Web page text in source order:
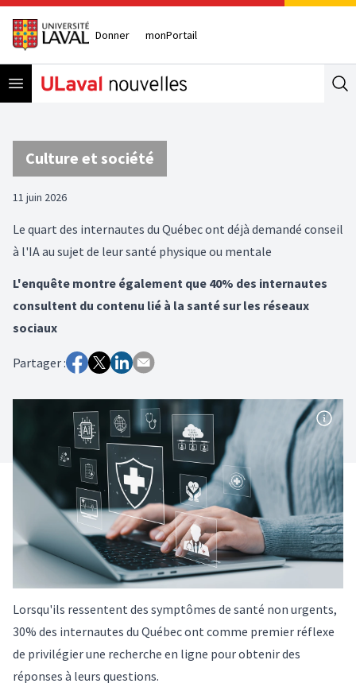
Donner monPortail
Open menu
Culture et société
11 juin 2026
Le quart des internautes du Québec ont déjà demandé conseil
à l'IA au sujet de leur santé physique ou mentale
L'enquête montre également que 40% des internautes
consultent du contenu lié à la santé sur les réseaux
sociaux
Partager :
Lorsqu'ils ressentent des symptômes de santé non urgents,
30% des internautes du Québec ont comme premier réflexe
de privilégier une recherche en ligne pour obtenir des
réponses à leurs questions.